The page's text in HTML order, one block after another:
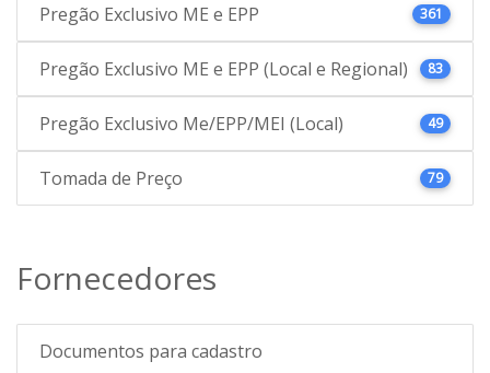
Pregão Exclusivo ME e EPP 361
Pregão Exclusivo ME e EPP (Local e Regional) 83
Pregão Exclusivo Me/EPP/MEI (Local) 49
Tomada de Preço 79
Fornecedores
Documentos para cadastro